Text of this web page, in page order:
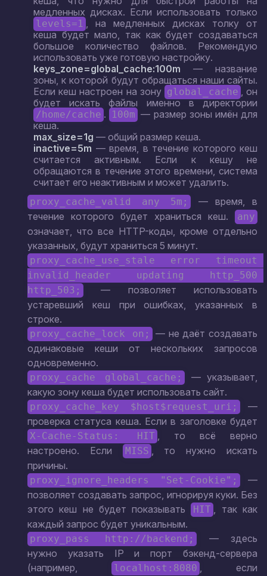
медленных дисках. Если использовать только
levels=1 , на медленных дисках толку от
кеша будет мало, так как будет создаваться
большое количество файлов. Рекомендую
использовать уже готовую настройку.
keys_zone=global_cache:100m — название
зоны, к которой будут обращаться наши сайты.
Если кеш настроен на зону global_cache , он
будет искать файлы именно в директории
/home/cache . 100m — размер зоны имён для
кеша.
max_size=1g — общий размер кеша.
inactive=5m — время, в течение которого кеш
считается активным. Если к кешу не
обращаются в течение этого времени, система
считает его неактивным и может удалить.
proxy_cache_valid any 5m;
— время, в
течение которого будет храниться кеш.
any
означает, что все HTTP-коды, кроме отдельно
указанных, будут храниться 5 минут.
proxy_cache_use_stale error timeout
invalid_header updating http_500
http_503;
— позволяет использовать
устаревший кеш при ошибках, указанных в
строке.
proxy_cache_lock on;
— не даёт создавать
одинаковые кеши от нескольких запросов
одновременно.
proxy_cache global_cache;
— указывает,
какую зону кеша будет использовать сайт.
proxy_cache_key $host$request_uri;
—
проверка статуса кеша. Если в заголовке будет
X-Cache-Status: HIT , то всё верно
настроено. Если
MISS , то нужно искать
причины.
proxy_ignore_headers "Set-Cookie";
—
позволяет создавать запрос, игнорируя куки. Без
этого кеш не будет показывать
HIT , так как
каждый запрос будет уникальным.
proxy_pass http://backend;
— здесь
нужно указать IP и порт бэкенд-сервера
(например,
localhost:8080 , если